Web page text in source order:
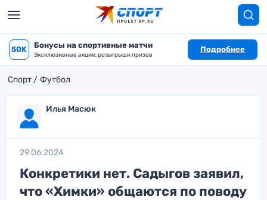
50K Бонусы на спортивные матчи
Эксклюзивные акции, розыгрыши призов
Подробнее
Спорт Футбол
Илья Масюк
29.06.2024
Конкретики нет. Садыгов заявил,
что «Химки» общаются по поводу